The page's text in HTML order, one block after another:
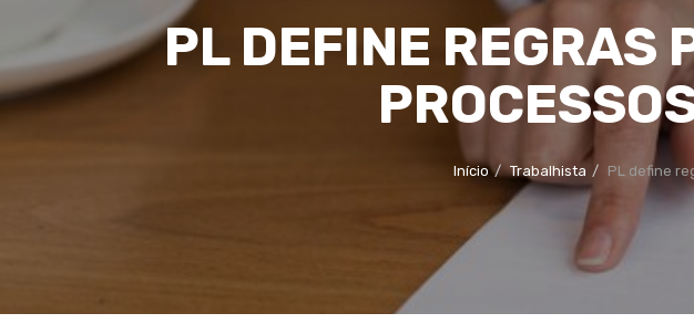
PL DEFINE REGRAS
Início Trabalhista PL define